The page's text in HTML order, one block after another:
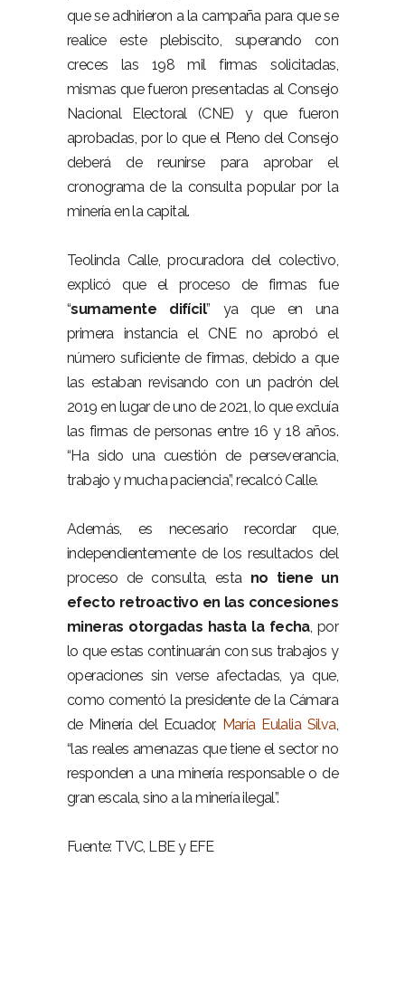
que se adhirieron a la campaña para que se
realice este plebiscito, superando con
creces las 198 mil firmas solicitadas,
mismas que fueron presentadas al Consejo
Nacional Electoral (CNE) y que fueron
aprobadas, por lo que el Pleno del Consejo
deberá de reunirse para aprobar el
cronograma de la consulta popular por la
minería en la capital.
Teolinda Calle, procuradora del colectivo,
explicó que el proceso de firmas fue
“sumamente difícil” ya que en una
primera instancia el CNE no aprobó el
número suficiente de firmas, debido a que
las estaban revisando con un padrón del
2019 en lugar de uno de 2021, lo que excluía
las firmas de personas entre 16 y 18 años.
“Ha sido una cuestión de perseverancia,
trabajo y mucha paciencia”, recalcó Calle.
Además, es necesario recordar que,
independientemente de los resultados del
proceso de consulta, esta no tiene un
efecto retroactivo en las concesiones
mineras otorgadas hasta la fecha, por
lo que estas continuarán con sus trabajos y
operaciones sin verse afectadas, ya que,
como comentó la presidente de la Cámara
de Minería del Ecuador, María Eulalia Silva,
“las reales amenazas que tiene el sector no
responden a una minería responsable o de
gran escala, sino a la minería ilegal”.
Fuente: TVC, LBE y EFE